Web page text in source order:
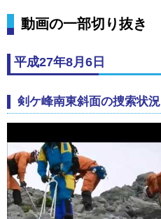
動画の一部切り抜き
平成27年8月6日
剣ケ峰南東斜面の捜索状況